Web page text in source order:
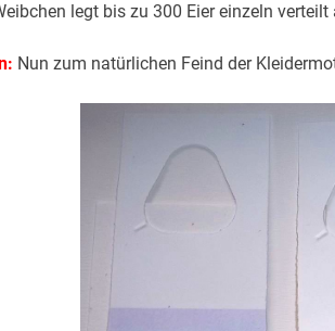
legt bis zu 300 Eier einzeln
Nun zum natürlichen Feind der